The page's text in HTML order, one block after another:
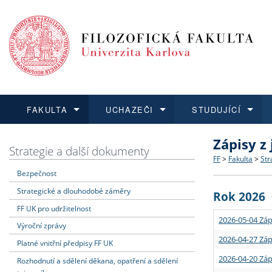
FAKULTA
Dozvědět se více
Struktura
Strategie
Podpora
UCHAZEČI
Podat přihlášku
Co
Učitelské
STUDUJÍCÍ
Dozvědět se více
Rigorózní
Dozvědět se více
O vědě a
Granty a
Dozvědět se více
Aktuální
Strategie a další dokumenty
Bezpečnost
Strategické a dlouhodobé záměry
FF UK pro udržitelnost
Výroční zprávy
Platné vnitřní předpisy FF UK
Rozhodnutí a sdělení děkana, opatření a sdělení
Zápisy
FF > Fakulta >
Rok 2026
2026-05-04
2026-04-27
2026-04-20